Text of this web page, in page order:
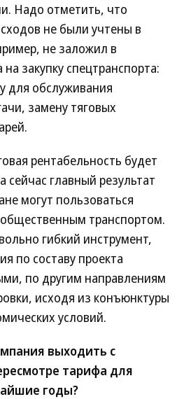
Надо отметить, что
не были учтены в
не заложил в
закупку спецтранспорта:
для обслуживания
замену тяговых
рентабельность будет
сейчас главный результат
могут пользоваться
транспортом.
гибкий инструмент,
по составу проекта
по другим направлениям
исходя из конъюнктуры
условий.
выходить с
тарифа для
годы?